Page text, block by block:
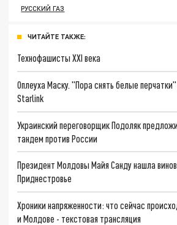
РУССКИЙ ГАЗ
ЧИТАЙТЕ ТАКЖЕ:
Технофашисты XXI века
Оплеуха Маску. "Пора снять белые
Starlink
Украинский переговорщик Подоляк
тандем против России
Президент Молдовы Майя Санду нашла
Приднестровье
Хроники напряженности: что сейчас
и Молдове - текстовая трансляция